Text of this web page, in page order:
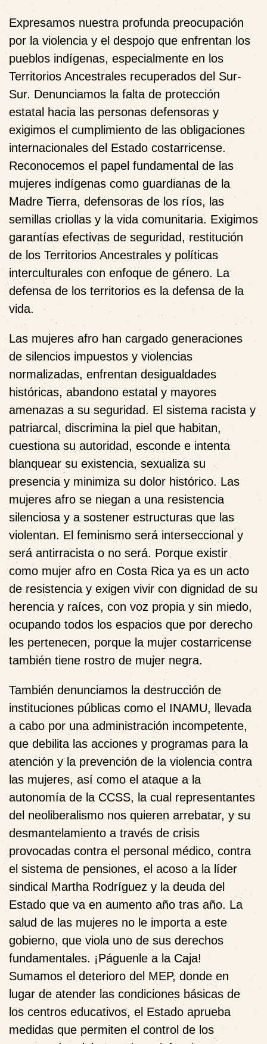
Expresamos nuestra profunda preocupación
por la violencia y el despojo que enfrentan los
pueblos indígenas, especialmente en los
Territorios Ancestrales recuperados del Sur-
Sur. Denunciamos la falta de protección
estatal hacia las personas defensoras y
exigimos el cumplimiento de las obligaciones
internacionales del Estado costarricense.
Reconocemos el papel fundamental de las
mujeres indígenas como guardianas de la
Madre Tierra, defensoras de los ríos, las
semillas criollas y la vida comunitaria. Exigimos
garantías efectivas de seguridad, restitución
de los Territorios Ancestrales y políticas
interculturales con enfoque de género. La
defensa de los territorios es la defensa de la
vida.
Las mujeres afro han cargado generaciones
de silencios impuestos y violencias
normalizadas, enfrentan desigualdades
históricas, abandono estatal y mayores
amenazas a su seguridad. El sistema racista y
patriarcal, discrimina la piel que habitan,
cuestiona su autoridad, esconde e intenta
blanquear su existencia, sexualiza su
presencia y minimiza su dolor histórico. Las
mujeres afro se niegan a una resistencia
silenciosa y a sostener estructuras que las
violentan. El feminismo será interseccional y
será antirracista o no será. Porque existir
como mujer afro en Costa Rica ya es un acto
de resistencia y exigen vivir con dignidad de su
herencia y raíces, con voz propia y sin miedo,
ocupando todos los espacios que por derecho
les pertenecen, porque la mujer costarricense
también tiene rostro de mujer negra.
También denunciamos la destrucción de
instituciones públicas como el INAMU, llevada
a cabo por una administración incompetente,
que debilita las acciones y programas para la
atención y la prevención de la violencia contra
las mujeres, así como el ataque a la
autonomía de la CCSS, la cual representantes
del neoliberalismo nos quieren arrebatar, y su
desmantelamiento a través de crisis
provocadas contra el personal médico, contra
el sistema de pensiones, el acoso a la líder
sindical Martha Rodríguez y la deuda del
Estado que va en aumento año tras año. La
salud de las mujeres no le importa a este
gobierno, que viola uno de sus derechos
fundamentales. ¡Páguenle a la Caja!
Sumamos el deterioro del MEP, donde en
lugar de atender las condiciones básicas de
los centros educativos, el Estado aprueba
medidas que permiten el control de los